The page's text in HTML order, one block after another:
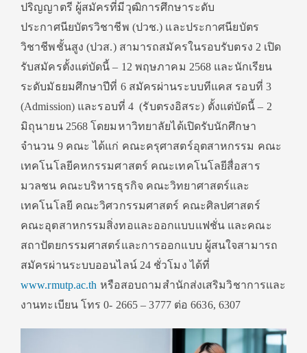
ปริญญาตรี ผู้สมัครที่มีวุฒิการศึกษาระดับ
ประกาศนียบัตรวิชาชีพ (ปวช.) และประกาศนียบัตร
วิชาชีพชั้นสูง (ปวส.) สามารถสมัครในรอบรับตรง 2 เปิด
รับสมัครตั้งแต่บัดนี้ – 12 พฤษภาคม 2568 และนักเรียน
ระดับมัธยมศึกษาปีที่ 6 สมัครผ่านระบบทีแคส รอบที่ 3
(Admission) และรอบที่ 4 (รับตรงอิสระ) ตั้งแต่บัดนี้ – 2
มิถุนายน 2568 โดยมหาวิทยาลัยได้เปิดรับนักศึกษา
จำนวน 9 คณะ ได้แก่ คณะครุศาสตร์อุตสาหกรรม คณะ
เทคโนโลยีคหกรรมศาสตร์ คณะเทคโนโลยีสื่อสาร
มวลชน คณะบริหารธุรกิจ คณะวิทยาศาสตร์และ
เทคโนโลยี คณะวิศวกรรมศาสตร์ คณะศิลปศาสตร์
คณะอุตสาหกรรมสิ่งทอและออกแบบแฟชั่น และคณะ
สถาปัตยกรรมศาสตร์และการออกแบบ ผู้สนใจสามารถ
สมัครผ่านระบบออนไลน์ 24 ชั่วโมง ได้ที่
www.rmutp.ac.th หรือสอบถามสำนักส่งเสริมวิชาการและ
งานทะเบียน โทร 0- 2665 – 3777 ต่อ 6636, 6307